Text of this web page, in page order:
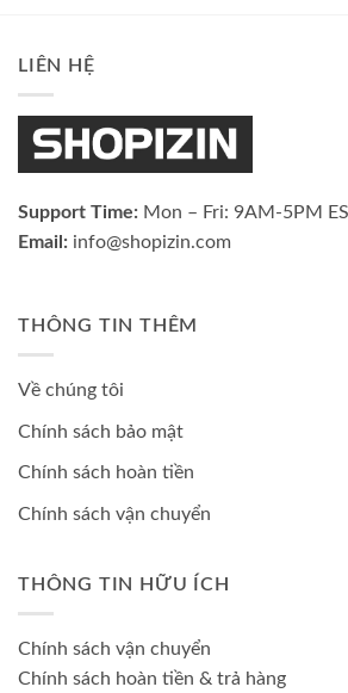
LIÊN HỆ
Support Time: Mon – Fri: 9AM-5PM
Email: info@shopizin.com
THÔNG TIN THÊM
Về chúng tôi
Chính sách bảo mật
Chính sách hoàn tiền
Chính sách vận chuyển
THÔNG TIN HỮU ÍCH
Chính sách vận chuyển
Chính sách hoàn tiền & trả hàng